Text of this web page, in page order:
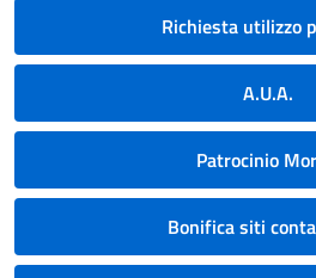
Richiesta utilizzo
A.U.A.
Patrocinio
Bonifica siti